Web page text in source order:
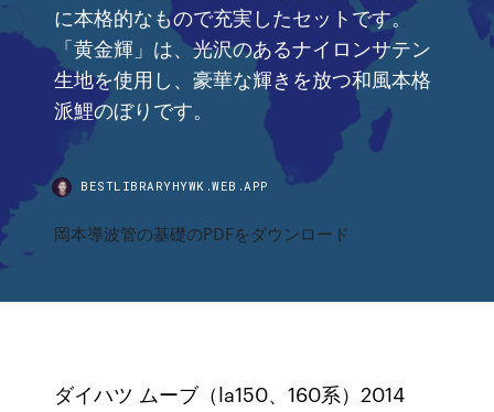
に本格的なもので充実したセットです。
「黄金輝」は、光沢のあるナイロンサテン
生地を使用し、豪華な輝きを放つ和風本格
派鯉のぼりです。
BESTLIBRARYHYWK.WEB.APP
岡本導波管の基礎のPDFをダウンロード
ダイハツ ムーブ（la150、160系）2014